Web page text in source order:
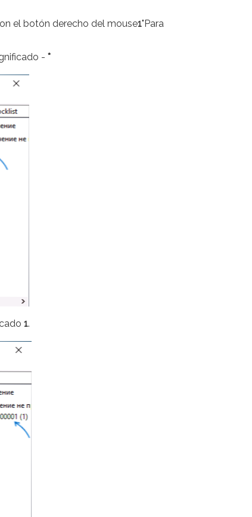
el botón derecho del mouse1"Para
- *
1.